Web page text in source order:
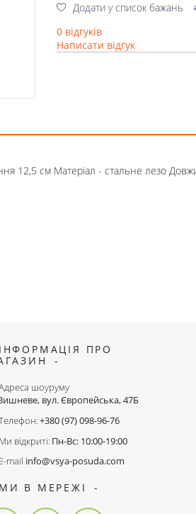
Додати у список бажань
0 відгуків
Написати відгук
12,5 см Матеріал - стальне лезо
ІНФОРМАЦІЯ ПРО
шоуруму
вул. Європейська, 47Б
+380 (97) 098-96-76
Ми відкриті: Пн-Вс: 10:00-19:00
E-mail info@vsya-posuda.com
МИ В МЕРЕЖІ